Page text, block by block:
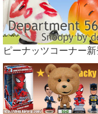
ピーナッツコーナー